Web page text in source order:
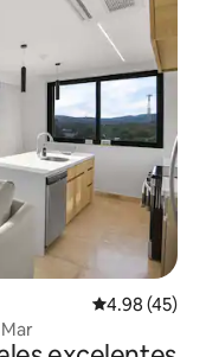
Calificación
4.98 (45)